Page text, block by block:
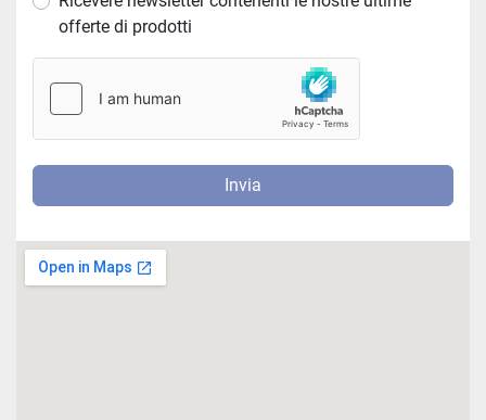
offerte di prodotti
Invia